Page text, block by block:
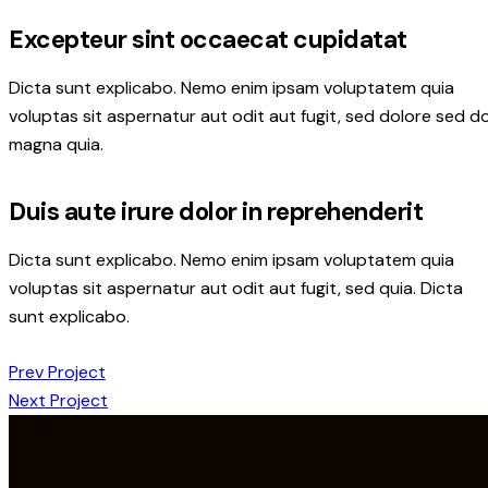
Excepteur sint occaecat cupidatat
Dicta sunt explicabo. Nemo enim ipsam voluptatem quia
voluptas sit aspernatur aut odit aut fugit, sed dolore sed
magna quia.
Duis aute irure dolor in reprehenderit
Dicta sunt explicabo. Nemo enim ipsam voluptatem quia
voluptas sit aspernatur aut odit aut fugit, sed quia. Dicta
sunt explicabo.
Prev Project
Next Project